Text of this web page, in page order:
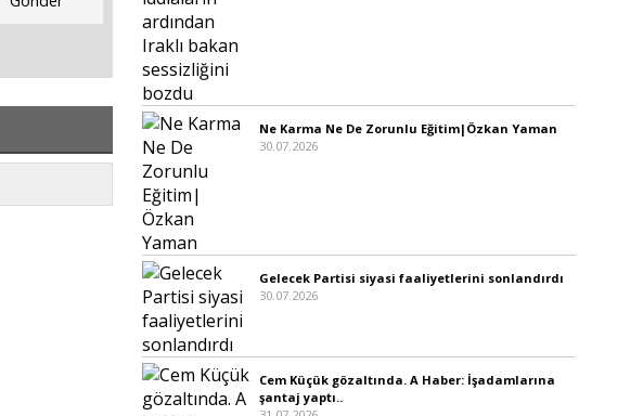
Ne Karma Ne De Zorunlu Eğitim|Özkan Yaman
30.07.2026
Gelecek Partisi siyasi faaliyetlerini sonlandırdı
30.07.2026
Cem Küçük gözaltında. A Haber: İşadamlarına
şantaj yaptı..